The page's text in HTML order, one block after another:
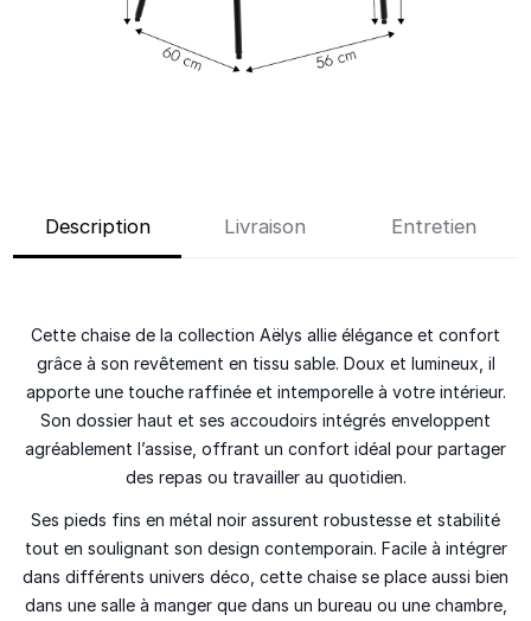
Description Livraison Entretien
Cette chaise de la collection Aëlys allie élégance et confort
grâce à son revêtement en tissu sable. Doux et lumineux, il
apporte une touche raffinée et intemporelle à votre intérieur.
Son dossier haut et ses accoudoirs intégrés enveloppent
agréablement l’assise, offrant un confort idéal pour partager
des repas ou travailler au quotidien.
Ses pieds fins en métal noir assurent robustesse et stabilité
tout en soulignant son design contemporain. Facile à intégrer
dans différents univers déco, cette chaise se place aussi bien
dans une salle à manger que dans un bureau ou une chambre,